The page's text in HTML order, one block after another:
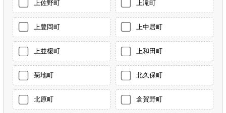
上佐野町 上滝町
上豊岡町 上中居町
上並榎町 上和田町
菊地町 北久保町
北原町 倉賀野町